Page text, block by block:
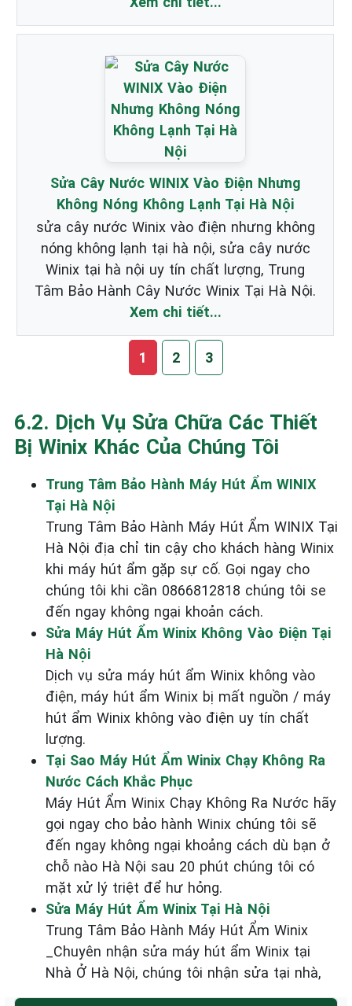
Sửa Cây Nước WINIX Vào Điện Nhưng
Không Nóng Không Lạnh Tại Hà Nội
sửa cây nước Winix vào điện nhưng không
nóng không lạnh tại hà nội, sửa cây nước
Winix tại hà nội uy tín chất lượng, Trung
Tâm Bảo Hành Cây Nước Winix Tại Hà Nội.
Xem chi tiết...
1 2 3
6.2. Dịch Vụ Sửa Chữa Các Thiết
Bị Winix Khác Của Chúng Tôi
Trung Tâm Bảo Hành Máy Hút Ẩm WINIX
Tại Hà Nội
Trung Tâm Bảo Hành Máy Hút Ẩm WINIX Tại
Hà Nội địa chỉ tin cậy cho khách hàng Winix
khi máy hút ẩm gặp sự cố. Gọi ngay cho
chúng tôi khi cần 0866812818 chúng tôi se
đến ngay không ngại khoản cách.
Sửa Máy Hút Ẩm Winix Không Vào Điện Tại
Hà Nội
Dịch vụ sửa máy hút ẩm Winix không vào
điện, máy hút ẩm Winix bị mất nguồn / máy
hút ẩm Winix không vào điện uy tín chất
lượng.
Tại Sao Máy Hút Ẩm Winix Chạy Không Ra
Nước Cách Khắc Phục
Máy Hút Ẩm Winix Chạy Không Ra Nước hãy
gọi ngay cho bảo hành Winix chúng tôi sẽ
đến ngay không ngại khoảng cách dù bạn ở
chỗ nào Hà Nội sau 20 phút chúng tôi có
mặt xử lý triệt để hư hỏng.
Sửa Máy Hút Ẩm Winix Tại Hà Nội
Trung Tâm Bảo Hành Máy Hút Ẩm Winix
_Chuyên nhận sửa máy hút ẩm Winix tại
Nhà Ở Hà Nội, chúng tôi nhận sửa tại nhà,